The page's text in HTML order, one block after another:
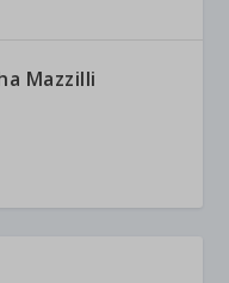
Mazzilli